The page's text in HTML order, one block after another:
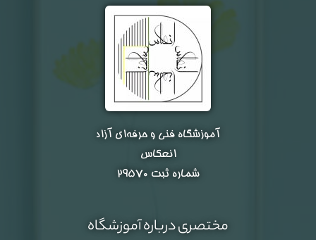
آموزشگاه فنی و حرفه‌ای آزاد
انعکاس
شماره ثبت ۲۹۵۷۰
مختصری درباره آموزشگاه